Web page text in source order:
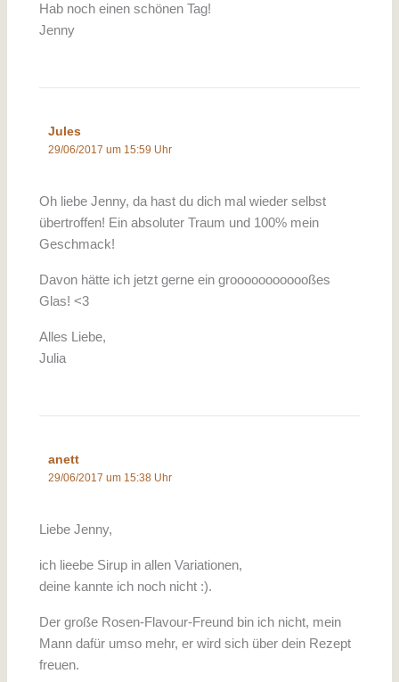
Hab noch einen schönen Tag!
Jenny
Jules
29/06/2017 um 15:59 Uhr
Oh liebe Jenny, da hast du dich mal wieder selbst
übertroffen! Ein absoluter Traum und 100% mein
Geschmack!
Davon hätte ich jetzt gerne ein groooooooooooßes
Glas! <3
Alles Liebe,
Julia
anett
29/06/2017 um 15:38 Uhr
Liebe Jenny,
ich lieebe Sirup in allen Variationen,
deine kannte ich noch nicht :).
Der große Rosen-Flavour-Freund bin ich nicht, mein
Mann dafür umso mehr, er wird sich über dein Rezept
freuen.